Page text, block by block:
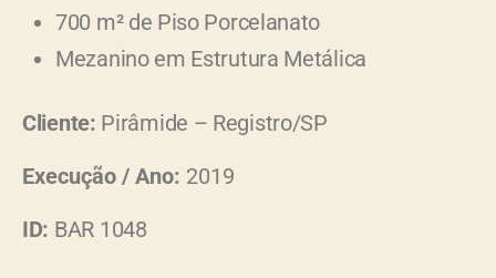
700 m² de Piso Porcelanato
Mezanino em Estrutura Metálica
Cliente: Pirâmide – Registro/SP
Execução / Ano: 2019
ID: BAR 1048